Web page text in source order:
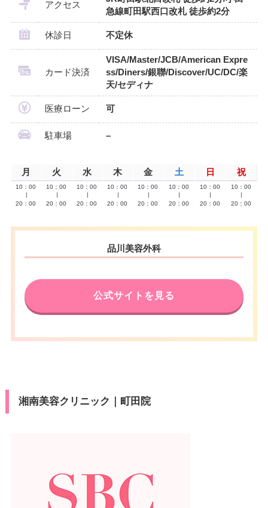
アクセス
急線町田駅西口改札 徒歩約2分
休診日 不定休
カード決済
VISA/Master/JCB/American Expre
ss/Diners/銀聯/Discover/UC/DC/楽
天/セディナ
医療ローン 可
駐車場 –
月 火 水 木 金 土 日 祝
10：00
20：00
10：00
20：00
10：00
20：00
10：00
20：00
10：00
20：00
10：00
20：00
10：00
20：00
10：00
20：00
品川美容外科
公式サイトを見る
湘南美容クリニック｜町田院